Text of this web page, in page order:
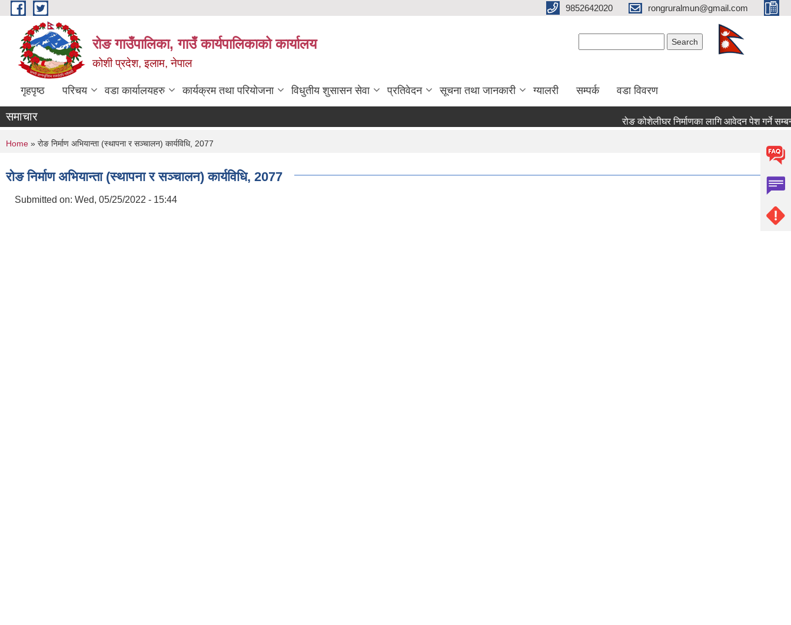
Skip to main content 9852642020 rongruralmun@gmail.com
रोङ गाउँपालिका, गाउँ कार्यपालिकाको कार्यालय
कोशी प्रदेश, इलाम, नेपाल
गृहपृष्ठ परिचय वडा कार्यालयहरु कार्यक्रम तथा परियोजना विधुतीय शुसासन सेवा प्रतिवेदन सूचना तथा जानकारी ग्यालरी सम्पर्क वडा विवरण
समाचार रोङ कोशेलीघर निर्माणका लागि आवेदन पेश गर्ने सम्बन्धी
You are here
Home » रोङ निर्माण अभियान्ता (स्थापना र सञ्चालन) कार्यविधि, 2077
रोङ निर्माण अभियान्ता (स्थापना र सञ्चालन) कार्यविधि, 2077
Submitted on: Wed, 05/25/2022 - 15:44